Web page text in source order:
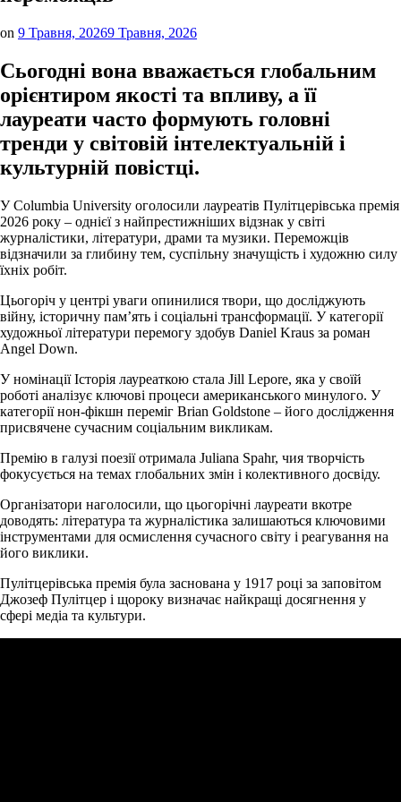
on 9 Травня, 20269 Травня, 2026
Сьогодні вона вважається глобальним
орієнтиром якості та впливу, а її
лауреати часто формують головні
тренди у світовій інтелектуальній і
культурній повістці.
У Columbia University оголосили лауреатів Пулітцерівська премія
2026 року – однієї з найпрестижніших відзнак у світі
журналістики, літератури, драми та музики. Переможців
відзначили за глибину тем, суспільну значущість і художню силу
їхніх робіт.
Цьогоріч у центрі уваги опинилися твори, що досліджують
війну, історичну пам’ять і соціальні трансформації. У категорії
художньої літератури перемогу здобув Daniel Kraus за роман
Angel Down.
У номінації Історія лауреаткою стала Jill Lepore, яка у своїй
роботі аналізує ключові процеси американського минулого. У
категорії нон-фікшн переміг Brian Goldstone – його дослідження
присвячене сучасним соціальним викликам.
Премію в галузі поезії отримала Juliana Spahr, чия творчість
фокусується на темах глобальних змін і колективного досвіду.
Організатори наголосили, що цьогорічні лауреати вкотре
доводять: література та журналістика залишаються ключовими
інструментами для осмислення сучасного світу і реагування на
його виклики.
Пулітцерівська премія була заснована у 1917 році за заповітом
Джозеф Пулітцер і щороку визначає найкращі досягнення у
сфері медіа та культури.